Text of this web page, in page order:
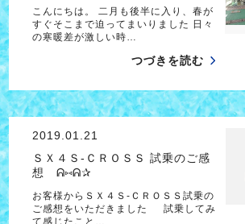
こんにちは。 二月も後半に入り、春が
すぐそこまで迫ってまいりました 日々
の寒暖差が激しい時…
つづきを読む
2019.01.21
ＳＸ４Ｓ-ＣＲＯＳＳ 試乗のご感
想 ᕱ⑅ᕱ✰
お客様からＳＸ４Ｓ-ＣＲＯＳＳ試乗の
ご感想をいただきました 試乗してみ